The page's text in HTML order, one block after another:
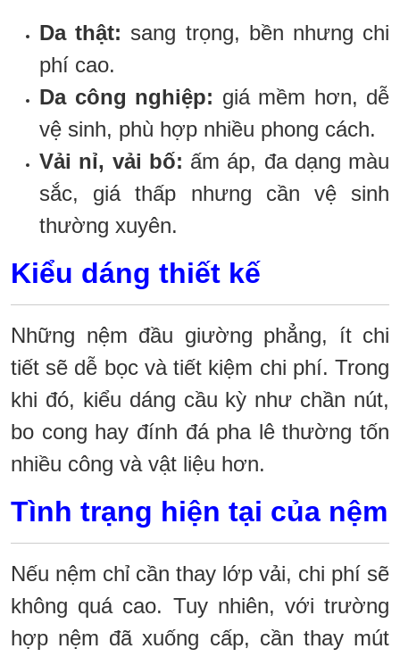
Da thật: sang trọng, bền nhưng chi
phí cao.
Da công nghiệp: giá mềm hơn, dễ
vệ sinh, phù hợp nhiều phong cách.
Vải nỉ, vải bố: ấm áp, đa dạng màu
sắc, giá thấp nhưng cần vệ sinh
thường xuyên.
Kiểu dáng thiết kế
Những nệm đầu giường phẳng, ít chi
tiết sẽ dễ bọc và tiết kiệm chi phí. Trong
khi đó, kiểu dáng cầu kỳ như chần nút,
bo cong hay đính đá pha lê thường tốn
nhiều công và vật liệu hơn.
Tình trạng hiện tại của nệm
Nếu nệm chỉ cần thay lớp vải, chi phí sẽ
không quá cao. Tuy nhiên, với trường
hợp nệm đã xuống cấp, cần thay mút